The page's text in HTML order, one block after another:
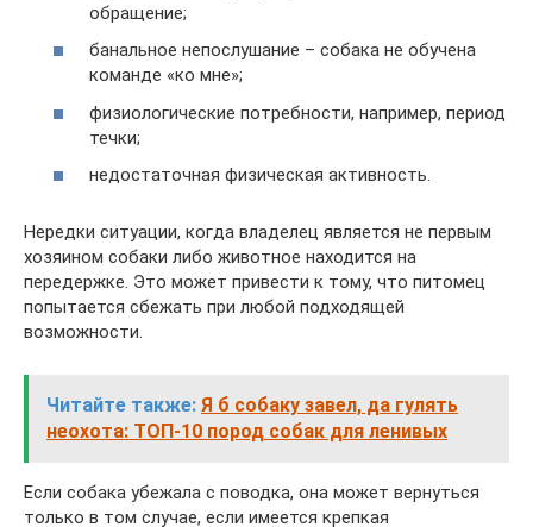
обращение;
банальное непослушание – собака не обучена
команде «ко мне»;
физиологические потребности, например, период
течки;
недостаточная физическая активность.
Нередки ситуации, когда владелец является не первым
хозяином собаки либо животное находится на
передержке. Это может привести к тому, что питомец
попытается сбежать при любой подходящей
возможности.
Читайте также: Я б собаку завел, да гулять
неохота: ТОП-10 пород собак для ленивых
Если собака убежала с поводка, она может вернуться
только в том случае, если имеется крепкая